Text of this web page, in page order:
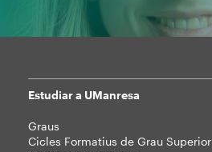
Mapa
web
Estudiar a UManresa
Graus
Cicles Formatius de Grau Superior